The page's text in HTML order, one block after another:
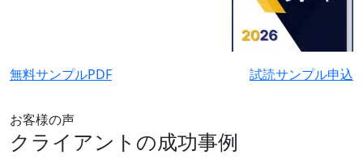
無料サンプルPDF 試読サンプル申込
お客様の声
クライアントの成功事例